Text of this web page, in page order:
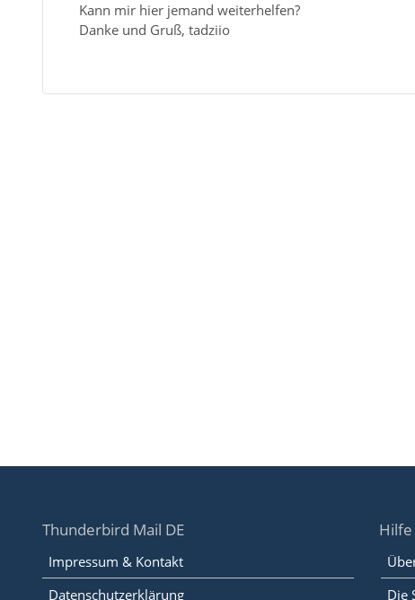
Kann mir hier jemand weiterhelfen?
Danke und Gruß, tadziio
Thunderbird Mail DE
Impressum & Kontakt
Datenschutzerklärung
Die